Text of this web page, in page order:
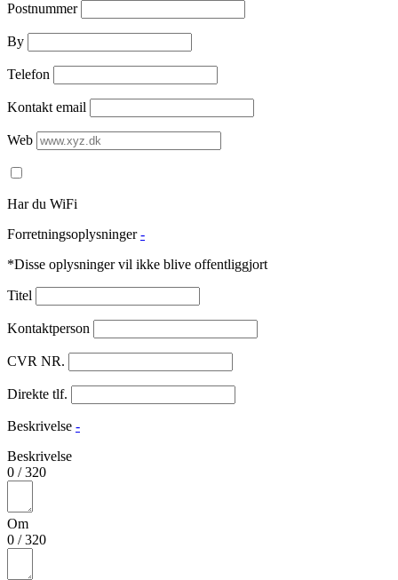
Postnummer
By
Telefon
Kontakt email
Web
Har du WiFi
Forretningsoplysninger -
*Disse oplysninger vil ikke blive offentliggjort
Titel
Kontaktperson
CVR NR.
Direkte tlf.
Beskrivelse -
Beskrivelse
0 /320
Om
0 /320